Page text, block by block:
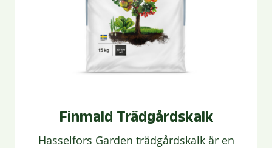
Finmald Trädgårdskalk
Hasselfors Garden trädgårdskalk är en